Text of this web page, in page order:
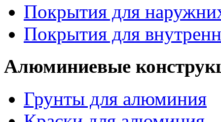
Покрытия для
Покрытия для
Алюминиевые
Грунты для алюминия